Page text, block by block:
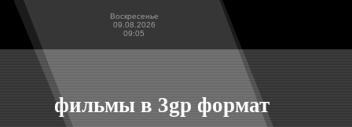
Воскресенье
09.08.2026
09:05
фильмы в 3gp формат